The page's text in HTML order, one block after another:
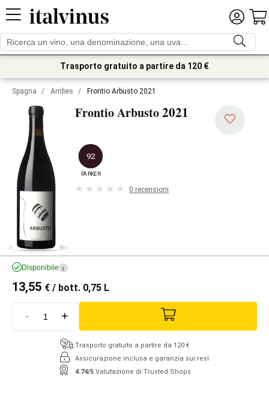
Trasporto gratuito a partire da 120 €
Spagna / Arribes / Frontio Arbusto 2021
Frontio Arbusto2021
92
PARKER
0 recensioni
Disponibile i
13,55 € / bott. 0,75 L
- +
Trasporto gratuito a partire da 120 €
Assicurazione inclusa e garanzia sui resi
4.74/5 Valutazione di Trusted Shops